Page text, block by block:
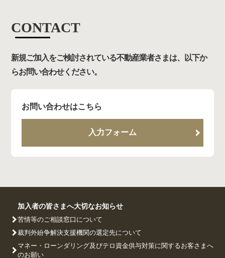
CONTACT
新規ご加入をご検討されている不動産業者さまは、以下か
らお問い合わせください。
お問い合わせはこちら
入力フォーム
加入者の皆さまへ大切なお知らせ
苦情等のご相談窓口について
裁判外紛争解決支援機関の選定先について
マネー・ローンダリング及びテロ資金供与対策に関するお客さまへ
のお願い